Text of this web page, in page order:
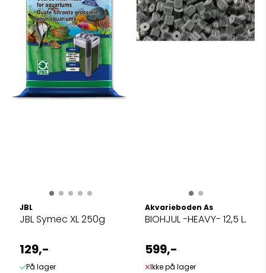
JBL
JBL Symec XL 250g
129,-
På lager
Akvarieboden As
BIOHJUL -HEAVY- 12,5 L.
599,-
Ikke på lager